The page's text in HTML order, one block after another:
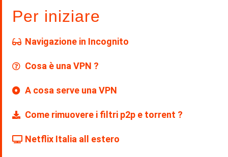
Per iniziare
Navigazione in Incognito
Cosa è una VPN ?
A cosa serve una VPN
Come rimuovere i filtri p2p e torrent ?
Netflix Italia all estero